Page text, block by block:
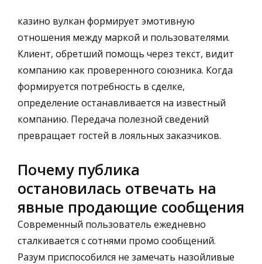
казино вулкан формирует эмотивную
отношения между маркой и пользователями.
Клиент, обретший помощь через текст, видит
компанию как проверенного союзника. Когда
формируется потребность в сделке,
определение останавливается на известный
компанию. Передача полезной сведений
превращает гостей в лояльных заказчиков.
Почему публика
остановилась отвечать на
явные продающие сообщения
Современный пользователь ежедневно
сталкивается с сотнями промо сообщений.
Разум приспособился не замечать назойливые